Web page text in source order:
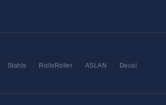
Stahls RollsRoller ASLAN Decal